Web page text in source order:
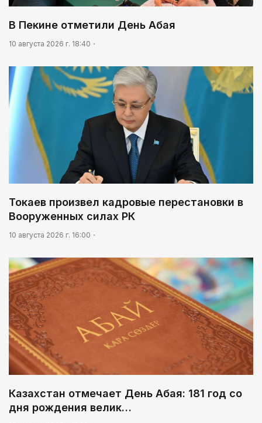
В Пекине отметили День Абая
10 августа 2026 г. 18:40
Токаев произвел кадровые перестановки в
Вооруженных силах РК
10 августа 2026 г. 16:00
Казахстан отмечает День Абая: 181 год со
дня рождения велик…